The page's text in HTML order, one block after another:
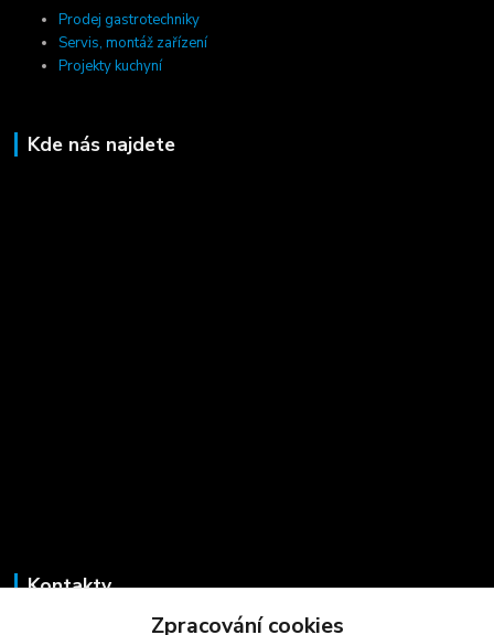
Prodej gastrotechniky
Servis, montáž zařízení
Projekty kuchyní
Kde nás najdete
Kontakty
Zpracování cookies